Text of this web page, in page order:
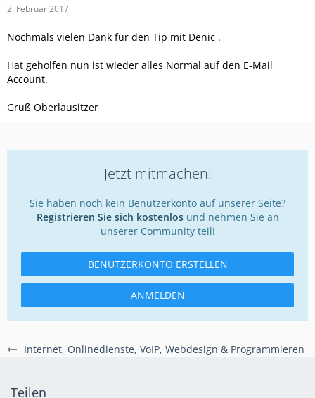
Internet, Onlinedienste, VoIP, Webdesign & Programmieren
2. Februar 2017
Nochmals vielen Dank für den Tip mit Denic .
Hat geholfen nun ist wieder alles Normal auf den E-Mail
Account.
Gruß Oberlausitzer
Jetzt mitmachen!
Sie haben noch kein Benutzerkonto auf unserer Seite?
Registrieren Sie sich kostenlosund nehmen Sie an
unserer Community teil!
BENUTZERKONTO ERSTELLEN
ANMELDEN
Teilen